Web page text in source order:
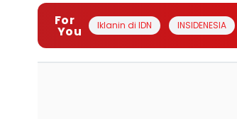
For
You Iklanin di IDN INSIDENESIA